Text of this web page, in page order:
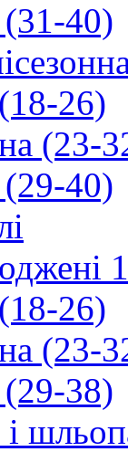
40)
26)
(23-
40)
26)
(23-
38)